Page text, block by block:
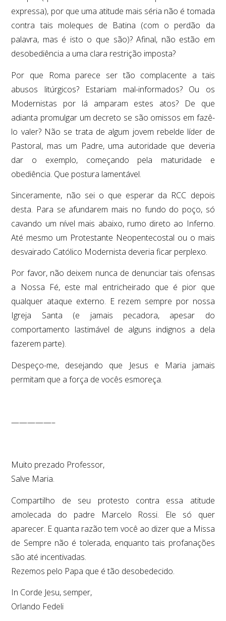
expressa), por que uma atitude mais séria não é tomada
contra tais moleques de Batina (com o perdão da
palavra, mas é isto o que são)? Afinal, não estão em
desobediência a uma clara restrição imposta?
Por que Roma parece ser tão complacente a tais
abusos litúrgicos? Estariam mal-informados? Ou os
Modernistas por lá amparam estes atos? De que
adianta promulgar um decreto se são omissos em fazê-
lo valer? Não se trata de algum jovem rebelde líder de
Pastoral, mas um Padre, uma autoridade que deveria
dar o exemplo, começando pela maturidade e
obediência. Que postura lamentável.
Sinceramente, não sei o que esperar da RCC depois
desta. Para se afundarem mais no fundo do poço, só
cavando um nível mais abaixo, rumo direto ao Inferno.
Até mesmo um Protestante Neopentecostal ou o mais
desvairado Católico Modernista deveria ficar perplexo.
Por favor, não deixem nunca de denunciar tais ofensas
a Nossa Fé, este mal entricheirado que é pior que
qualquer ataque externo. E rezem sempre por nossa
Igreja Santa (e jamais pecadora, apesar do
comportamento lastimável de alguns indignos a dela
fazerem parte).
Despeço-me, desejando que Jesus e Maria jamais
permitam que a força de vocês esmoreça.
—————–
Muito prezado Professor,
Salve Maria.
Compartilho de seu protesto contra essa atitude
amolecada do padre Marcelo Rossi. Ele só quer
aparecer. E quanta razão tem você ao dizer que a Missa
de Sempre não é tolerada, enquanto tais profanações
são até incentivadas.
Rezemos pelo Papa que é tão desobedecido.
In Corde Jesu, semper,
Orlando Fedeli